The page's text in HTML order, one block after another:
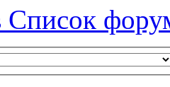
Список